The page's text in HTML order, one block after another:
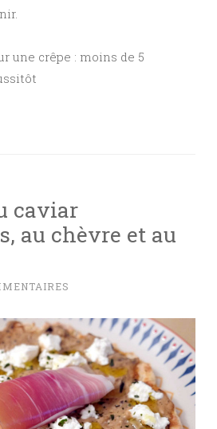
une crêpe : moins de 5
caviar
au chèvre et au